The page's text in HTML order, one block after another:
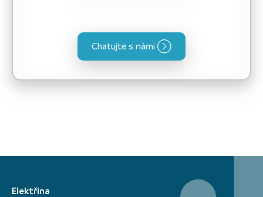
Chatujte s námi
Elektřina